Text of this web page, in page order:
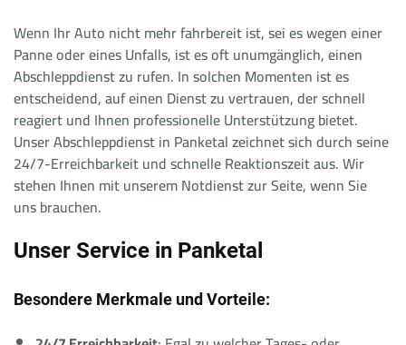
Wenn Ihr Auto nicht mehr fahrbereit ist, sei es wegen einer
Panne oder eines Unfalls, ist es oft unumgänglich, einen
Abschleppdienst zu rufen. In solchen Momenten ist es
entscheidend, auf einen Dienst zu vertrauen, der schnell
reagiert und Ihnen professionelle Unterstützung bietet.
Unser Abschleppdienst in Panketal zeichnet sich durch seine
24/7-Erreichbarkeit und schnelle Reaktionszeit aus. Wir
stehen Ihnen mit unserem Notdienst zur Seite, wenn Sie
uns brauchen.
Unser Service in Panketal
Besondere Merkmale und Vorteile: